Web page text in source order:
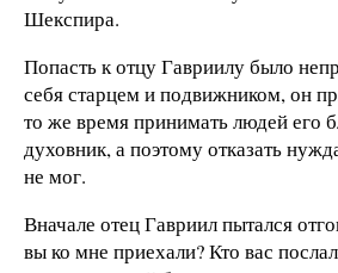
Шекспира.
Попасть к отцу Гавриилу было
себя старцем и подвижником, он
то же время принимать людей его
духовник, а поэтому отказать
не мог.
Вначале отец Гавриил пытался
вы ко мне приехали? Кто вас